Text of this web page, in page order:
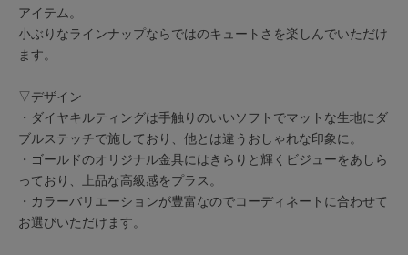
アイテム。
小ぶりなラインナップならではのキュートさを楽しんでいただけ
ます。
▽デザイン
・ダイヤキルティングは手触りのいいソフトでマットな生地にダ
ブルステッチで施しており、他とは違うおしゃれな印象に。
・ゴールドのオリジナル金具にはきらりと輝くビジューをあしら
っており、上品な高級感をプラス。
・カラーバリエーションが豊富なのでコーディネートに合わせて
お選びいただけます。